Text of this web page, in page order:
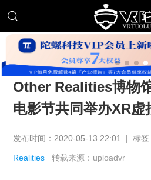
Other Realities博物
电影节共同举办XR虚
发布时间：2020-05-13 22:01 | 标
Realities 转载来源：uploadvr